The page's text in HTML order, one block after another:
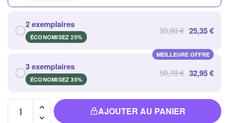
2 exemplaires
ÉCONOMISEZ 25%
33,80 € 25,35 €
MEILLEURE OFFRE
3 exemplaires
ÉCONOMISEZ 35%
50,70 € 32,95 €
quantité de
Bracelet en
AJOUTER AU PANIER